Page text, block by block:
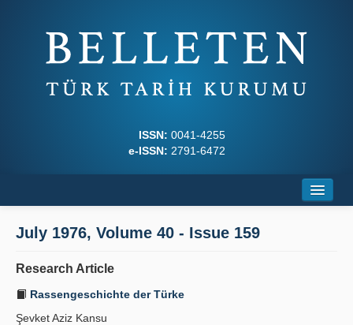
ISSN: 0041-4255
e-ISSN: 2791-6472
July 1976, Volume 40 - Issue 159
Research Article
Rassengeschichte der Türke
Şevket Aziz Kansu